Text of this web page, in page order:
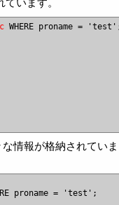
います。
WHERE proname =
情報が格納されていま
proname = 'test';